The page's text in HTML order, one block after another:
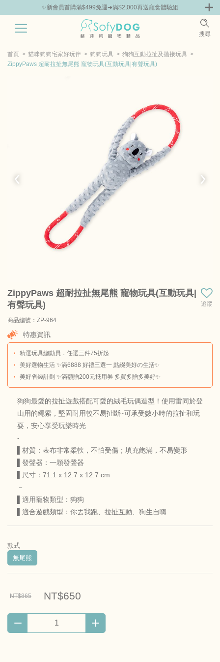
✨新會員首購滿$499免運➜滿$2,000再送寵食體驗組
搜尋
零食專區 飼料 | 凍乾優惠組 主食罐 | 餐包優惠 團購優惠
首頁 貓咪狗狗宅家好玩伴 狗狗玩具
狗狗互動拉扯及拋接玩具
ZippyPaws 超耐拉扯無尾熊 寵物玩具(互動玩具|有聲玩具)
ZippyPaws 超耐拉扯無尾熊 寵物玩具(互動玩具|
有聲玩具)
追蹤
商品編號：ZP-964
特惠資訊
精選玩具總動員．任選三件75折起
美好選物生活 ✨滿6888 好禮三選一 點綴美好の生活✨
美好省錢計劃 ✨滿額贈200元抵用券 多買多贈多美好✨
狗狗最愛的拉扯遊戲搭配可愛的絨毛玩偶造型！使用雷同於登
山用的繩索，堅固耐用較不易扯斷~可承受數小時的拉扯和玩
耍，安心享受玩樂時光
-
▌材質：表布非常柔軟，不怕受傷；填充飽滿，不易變形
▌發聲器：一顆發聲器
▌尺寸：71.1 x 12.7 x 12.7 cm
－
▌適用寵物類型：狗狗
▌適合遊戲類型：你丟我跑、拉扯互動、狗生自嗨
款式
無尾熊
NT$865 NT$650